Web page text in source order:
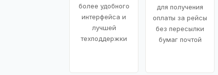
более удобного
интерфейса и
лучшей
техподдержки
для получения
оплаты за рейсы
без пересылки
бумаг почтой